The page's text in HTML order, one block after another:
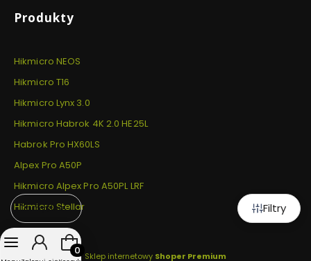
Filtry
Domyślne
Produkty
Hikmicro NEOS
Hikmicro T16
Hikmicro Lynx 3.0
Hikmicro Habrok 4K 2.0 HE25L
Habrok Pro HX60LS
Alpex Pro A50P
Hikmicro Alpex Pro A50PL LRF
Hikmicro Stellar
Sklep internetowy Shoper Premium
Produkty w koszyku: 0. Zobacz szczegóły